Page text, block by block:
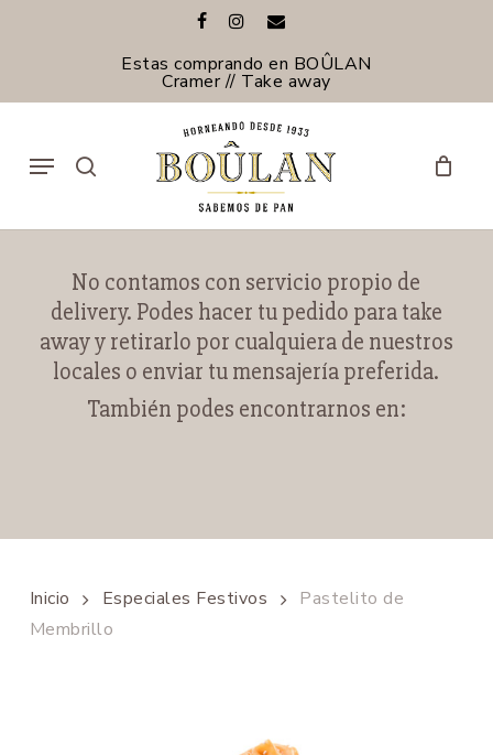
facebookinstagram
email
Estas comprando en BOÛLAN
Cramer // Take away
Menu
No contamos con servicio propio de
delivery. Podes hacer tu pedido para take
away y retirarlo por cualquiera de nuestros
locales o enviar tu mensajería preferida.
También podes encontrarnos en:
Inicio Especiales Festivos
Pastelito de
Membrillo